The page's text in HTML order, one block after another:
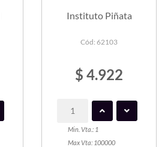
Instituto Piñata
Cód: 62103
$ 4.922
Min. Vta.: 1
Max Vta: 100000